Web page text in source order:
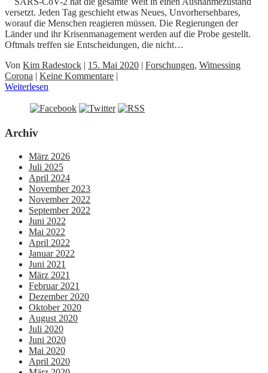
versetzt. Jeden Tag geschieht etwas Neues, Unvorhersehbares,
worauf die Menschen reagieren müssen. Die Regierungen der
Länder und ihr Krisenmanagement werden auf die Probe gestellt.
Oftmals treffen sie Entscheidungen, die nicht…
Von Kim Radestock | 15. Mai 2020 | Forschungen, Witnessing
Corona | Keine Kommentare |
Weiterlesen
Archiv
März 2026
Juli 2025
April 2024
November 2023
November 2022
September 2022
Juni 2022
Mai 2022
April 2022
Januar 2022
Juni 2021
März 2021
Februar 2021
Dezember 2020
Oktober 2020
August 2020
Juli 2020
Juni 2020
Mai 2020
April 2020